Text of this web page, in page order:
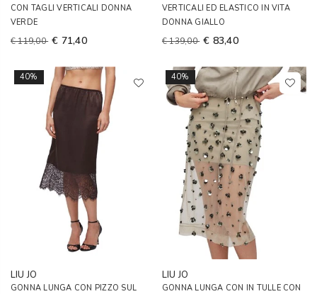
CON TAGLI VERTICALI DONNA
VERDE
€ 119,00 € 71,40
VERTICALI ED ELASTICO IN VITA
DONNA GIALLO
€ 139,00 € 83,40
40%
LIU JO
GONNA LUNGA CON PIZZO SUL
40%
LIU JO
GONNA LUNGA CON IN TULLE CON